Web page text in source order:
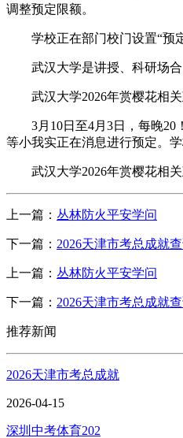
调整预定限额。
学校正在部门校门设置“预定
武汉大学是讲授、科研场合
武汉大学2026年赏樱花相关
3月10日至4月3日，每晚20！
等小我实正在消息进行预定。
武汉大学2026年赏樱花相关
上一篇： 丛林防火平安学问
下一篇： 2026天津市考总成就
上一篇： 丛林防火平安学问
下一篇： 2026天津市考总成就
推荐新闻
2026天津市考总成就
2026-04-15
深圳中考体育202